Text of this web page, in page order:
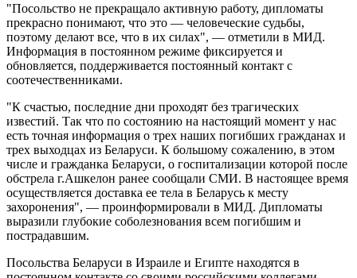
"Посольство не прекращало активную работу, дипломаты
прекрасно понимают, что это — человеческие судьбы,
поэтому делают все, что в их силах", — отметили в МИД.
Информация в постоянном режиме фиксируется и
обновляется, поддерживается постоянный контакт с
соотечественниками.
"К счастью, последние дни проходят без трагических
известий. Так что по состоянию на настоящий момент у нас
есть точная информация о трех наших погибших гражданах и
трех выходцах из Беларуси. К большому сожалению, в этом
числе и гражданка Беларуси, о госпитализации которой после
обстрела г.Ашкелон ранее сообщали СМИ. В настоящее время
осуществляется доставка ее тела в Беларусь к месту
захоронения", — проинформировали в МИД. Дипломаты
выразили глубокие соболезнования всем погибшим и
пострадавшим.
Посольства Беларуси в Израиле и Египте находятся в